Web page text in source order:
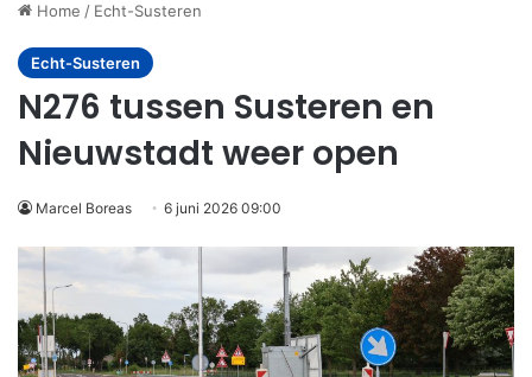
Home / Echt-Susteren
Echt-Susteren
N276 tussen Susteren en
Nieuwstadt weer open
Marcel Boreas 6 juni 2026 09:00